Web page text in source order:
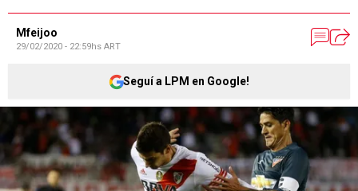
Mfeijoo
29/02/2020 - 22:59hs ART
Seguí a LPM en Google!